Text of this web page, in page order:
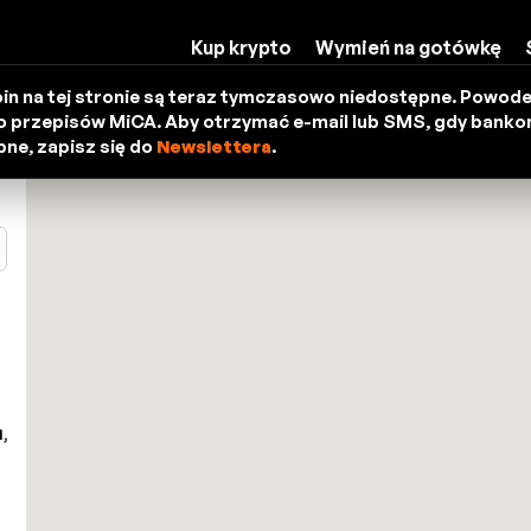
Kup krypto Wymień na gotówkę
na tej stronie są teraz tymczasowo niedostępne.
MiCA. Aby otrzymać e-mail lub SMS, gdy
zapisz się do Newslettera.